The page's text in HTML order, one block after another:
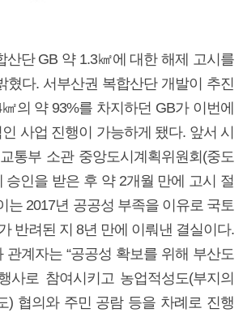
산단 GB 약 1.3㎢에 대한 해제 고시를
혔다. 서부산권 복합산단 개발이 추진
의 약 93%를 차지하던 GB가 이번에
사업 진행이 가능하게 됐다. 앞서 시
통부 소관 중앙도시계획위원회(중도
승인을 받은 후 약 2개월 만에 고시 절
는 2017년 공공성 부족을 이유로 국토
반려된 지 8년 만에 이뤄낸 결실이다.
관계자는 “공공성 확보를 위해 부산도
사로 참여시키고 농업적성도(부지의
) 협의와 주민 공람 등을 차례로 진행